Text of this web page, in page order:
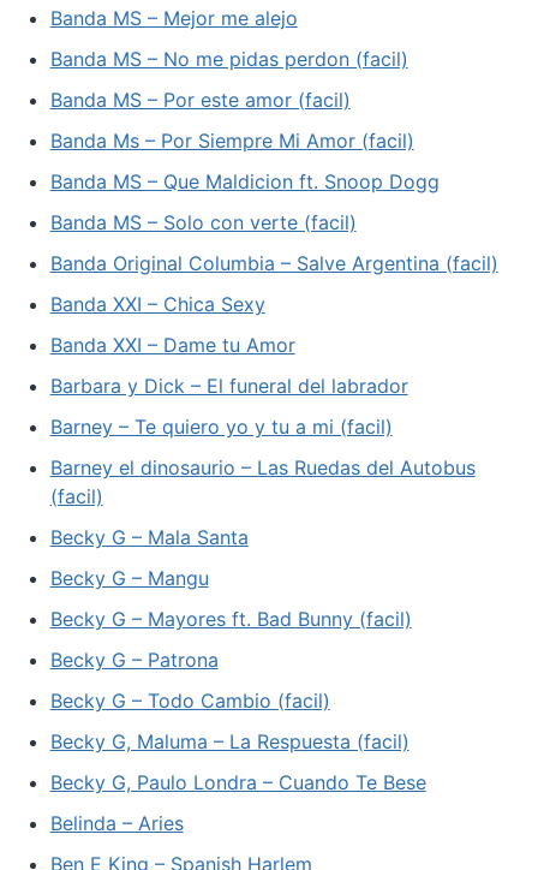
Banda MS – Mejor me alejo
Banda MS – No me pidas perdon (facil)
Banda MS – Por este amor (facil)
Banda Ms – Por Siempre Mi Amor (facil)
Banda MS – Que Maldicion ft. Snoop Dogg
Banda MS – Solo con verte (facil)
Banda Original Columbia – Salve Argentina (facil)
Banda XXI – Chica Sexy
Banda XXI – Dame tu Amor
Barbara y Dick – El funeral del labrador
Barney – Te quiero yo y tu a mi (facil)
Barney el dinosaurio – Las Ruedas del Autobus
(facil)
Becky G – Mala Santa
Becky G – Mangu
Becky G – Mayores ft. Bad Bunny (facil)
Becky G – Patrona
Becky G – Todo Cambio (facil)
Becky G, Maluma – La Respuesta (facil)
Becky G, Paulo Londra – Cuando Te Bese
Belinda – Aries
Ben E King – Spanish Harlem